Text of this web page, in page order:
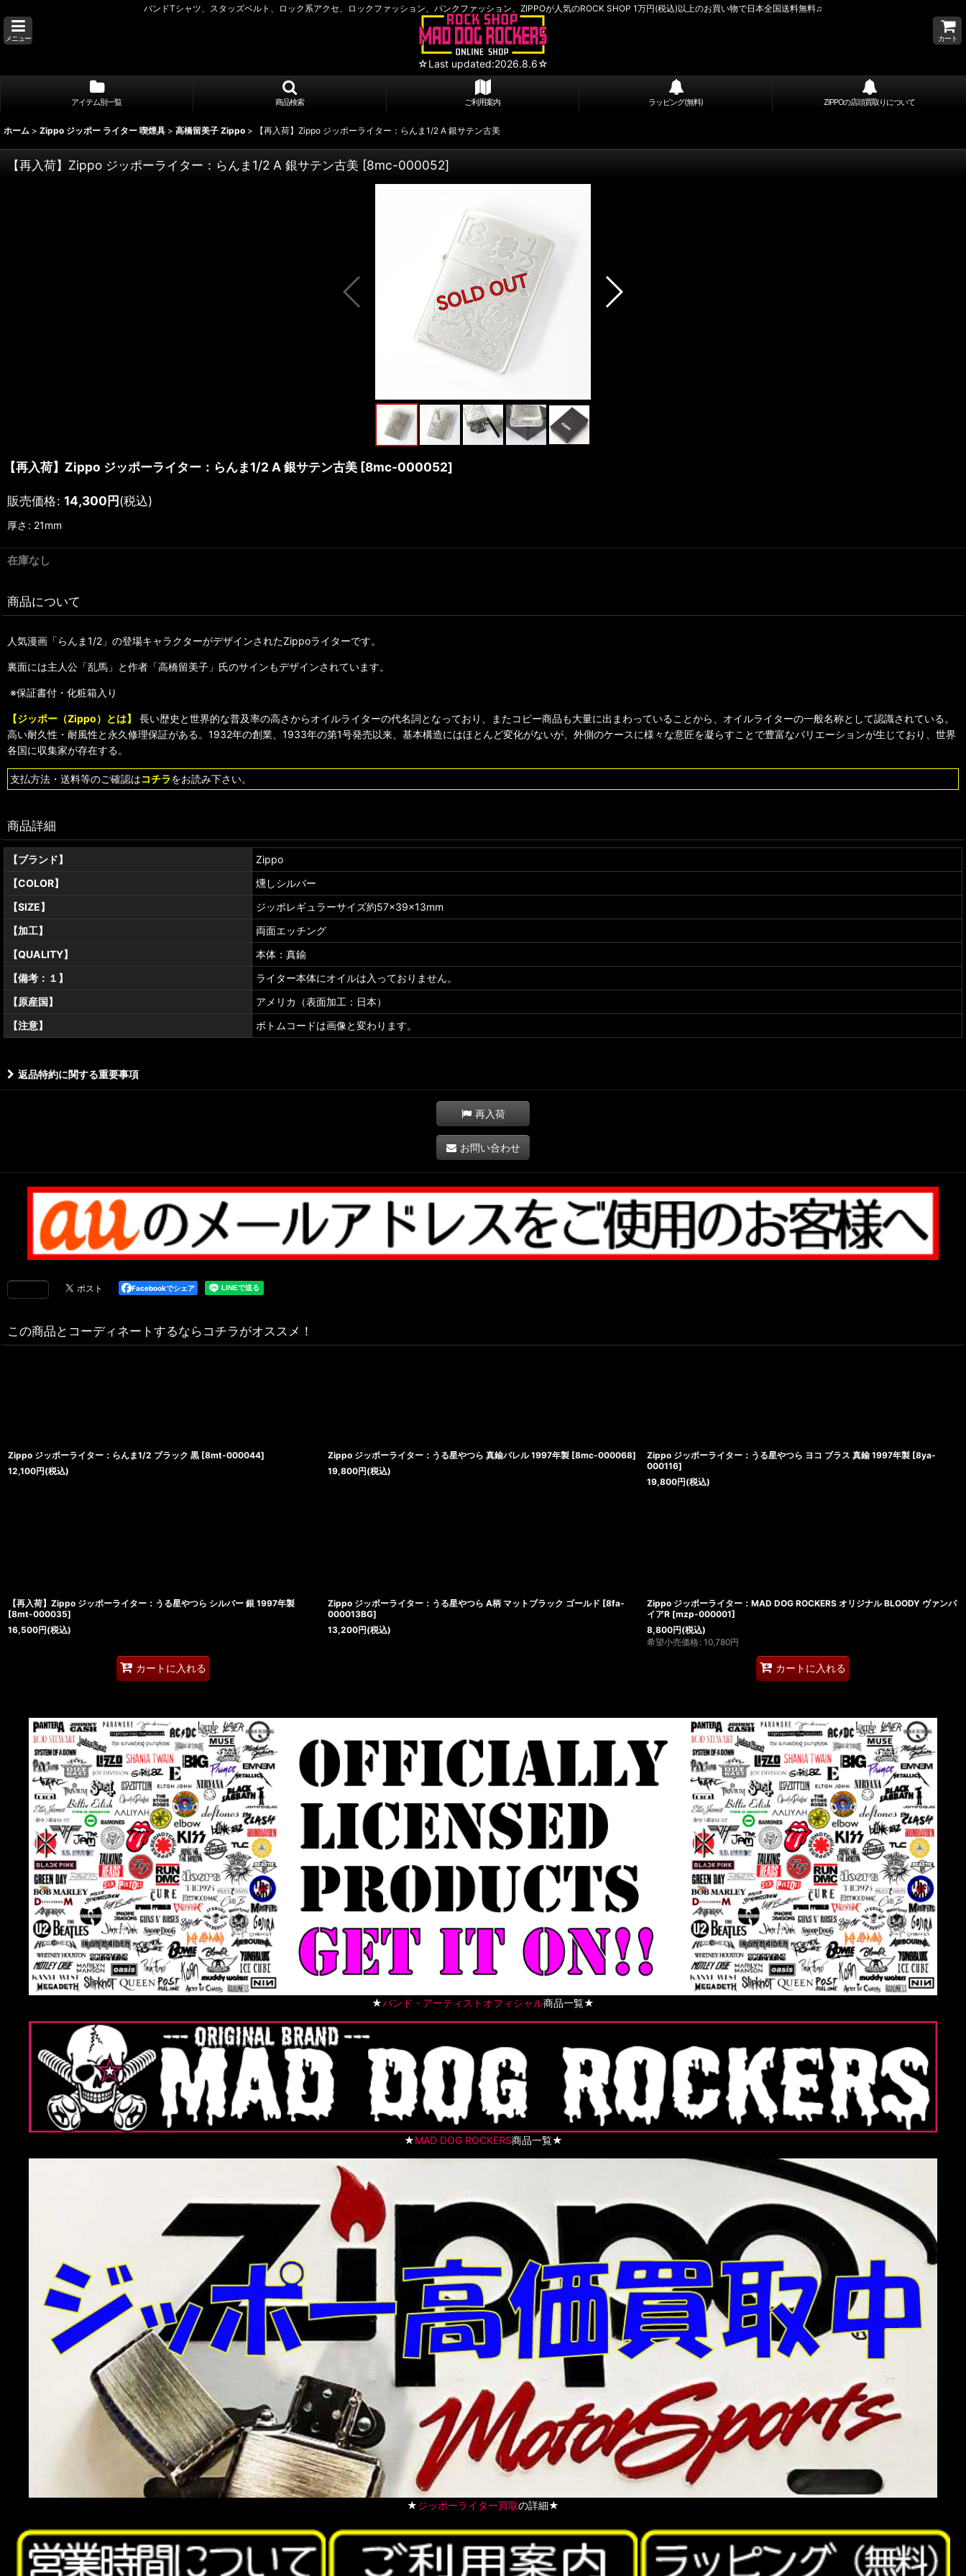
バンドTシャツ、スタッズベルト、ロック系アクセ、ロックファッション、パンクファッション、ZIPPOが人気のROCK SHOP 1万円(税込)以上のお買い物で日本全国送料無料♫
メニュー
☆Last updated:2026.8.6☆
カート
アイテム別一覧 商品検索 ご利用案内 ラッピング(無料) ZIPPOの店頭買取りについて
ホーム > Zippo ジッポー ライター 喫煙具 > 高橋留美子 Zippo > 【再入荷】Zippo ジッポーライター：らんま1/2 A 銀サテン古美
【再入荷】Zippo ジッポーライター：らんま1/2 A 銀サテン古美 [8mc-000052]
【再入荷】Zippo ジッポーライター：らんま1/2 A 銀サテン古美 [8mc-000052]
販売価格: 14,300円(税込)
厚さ : 21mm
在庫なし
商品について
人気漫画「らんま1/2」の登場キャラクターがデザインされたZippoライターです。
裏面には主人公「乱馬」と作者「高橋留美子」氏のサインもデザインされています。
※保証書付・化粧箱入り
【ジッポー（Zippo）とは】
長い歴史と世界的な普及率の高さからオイルライターの代名詞となっており、またコピー商品も大量に出まわっていることから、オイルライターの一般名称として認識されている。
高い耐久性・耐風性と永久修理保証がある。1932年の創業、1933年の第1号発売以来、基本構造にはほとんど変化がないが、外側のケースに様々な意匠を凝らすことで豊富なバリエーションが生じており、世界
各国に収集家が存在する。
支払方法・送料等のご確認はコチラをお読み下さい。
商品詳細
【ブランド】
Zippo
【COLOR】
燻しシルバー
【SIZE】
ジッポレギュラーサイズ約57×39×13mm
【加工】
両面エッチング
【QUALITY】
本体：真鍮
【備考：１】
ライター本体にオイルは入っておりません。
【原産国】
アメリカ（表面加工：日本）
【注意】
ボトムコードは画像と変わります。
返品特約に関する重要事項
再入荷
お問い合わせ
Facebookでシェア
この商品とコーディネートするならコチラがオススメ！
Zippo ジッポーライター：らんま1/2 ブラック 黒 [8mt-000044]
12,100円(税込)
Zippo ジッポーライター：うる星やつら 真鍮バレル 1997年製 [8mc-000068]
19,800円(税込)
Zippo ジッポーライター：うる星やつら ヨコ ブラス 真鍮 1997年製 [8ya-
000116]
19,800円(税込)
【再入荷】Zippo ジッポーライター：うる星やつら シルバー 銀 1997年製
[8mt-000035]
16,500円(税込)
カートに入れる
Zippo ジッポーライター：うる星やつら A柄 マットブラック ゴールド [8fa-
000013BG]
13,200円(税込)
Zippo ジッポーライター：MAD DOG ROCKERS オリジナル BLOODY ヴァンパ
イアR [mzp-000001]
8,800円(税込)
希望小売価格 : 10,780円
カートに入れる
★バンド・アーティストオフィシャル商品一覧★
★MAD DOG ROCKERS商品一覧★
★ジッポーライター買取の詳細★